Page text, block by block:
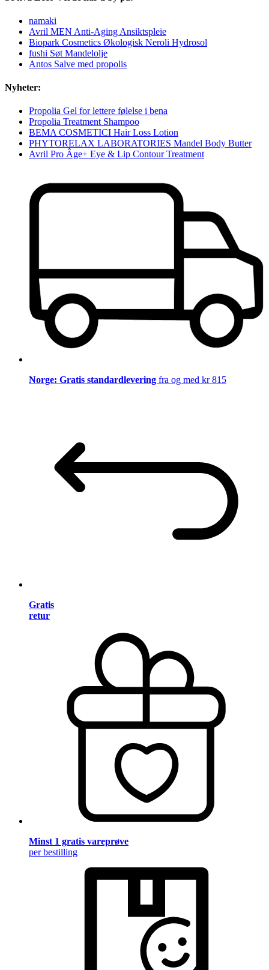
namaki
Avril MEN Anti-Aging Ansiktspleie
Biopark Cosmetics Økologisk Neroli Hydrosol
fushi Søt Mandelolje
Antos Salve med propolis
Nyheter:
Propolia Gel for lettere følelse i bena
Propolia Treatment Shampoo
BEMA COSMETICI Hair Loss Lotion
PHYTORELAX LABORATORIES Mandel Body Butter
Avril Pro Âge+ Eye & Lip Contour Treatment
Norge: Gratis standardlevering fra og med kr 815
Gratis
retur
Minst 1 gratis vareprøve
per bestilling